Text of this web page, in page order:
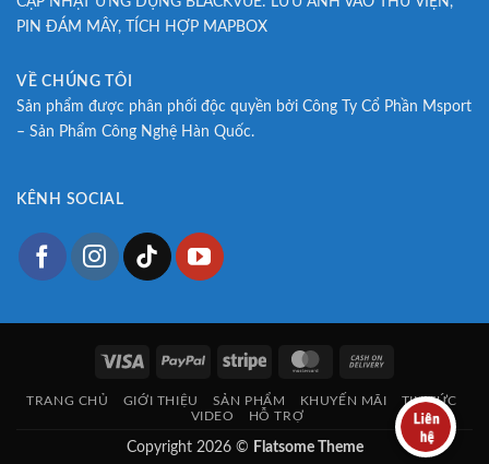
PIN ĐÁM MÂY, TÍCH HỢP MAPBOX
VỀ CHÚNG TÔI
Sản phẩm được phân phối độc quyền bởi Công Ty Cổ Phần Msport
– Sản Phẩm Công Nghệ Hàn Quốc.
KÊNH SOCIAL
Visa PayPal Stripe MasterCard
Delivery
TRANG CHỦ GIỚI THIỆU SẢN PHẨM KHUYẾN MÃI
TIN TỨC
VIDEO
HỖ TRỢ
Copyright 2026 © Flatsome Theme